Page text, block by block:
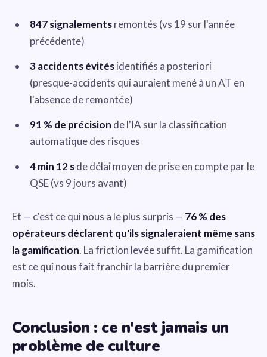
847 signalementsremontés (vs 19 sur l'année
précédente)
3 accidents évitésidentifiés a posteriori
(presque-accidents qui auraient mené à un AT en
l'absence de remontée)
91 % de précision de l'IA sur la classification
automatique des risques
4 min 12 sde délai moyen de prise en compte par le
QSE (vs 9 jours avant)
Et — c'est ce qui nous a le plus surpris — 76 % des
opérateurs déclarent qu'ils signaleraient même sans
la gamification. La friction levée suffit. La gamification
est ce qui nous fait franchir la barrière du premier
mois.
Conclusion : ce n'est jamais un
problème de culture